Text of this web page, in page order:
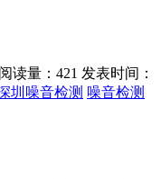
阅读量：421 发表时间：
圳噪音检测 噪音检测